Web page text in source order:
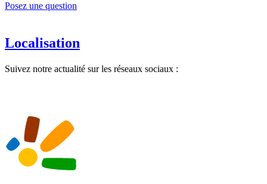
Posez une question
Localisation
Suivez notre actualité sur les réseaux sociaux :